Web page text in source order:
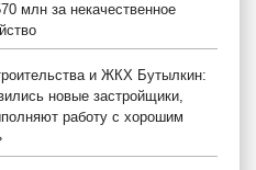
млн за некачественное
и ЖКХ Бутылкин:
новые застройщики,
работу с хорошим